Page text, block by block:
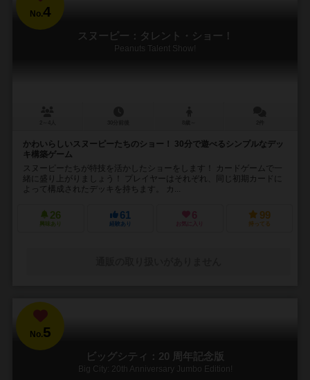
No.4
スヌーピー：タレント・ショー！
Peanuts Talent Show!
かわいらしいスヌーピーたちのショー！ 30分で遊べるシンプルなデッ
キ構築ゲーム
スヌーピーたちが特技を活かしたショーをします！ カードゲームで一
緒に盛り上がりましょう！ プレイヤーはそれぞれ、同じ初期カードに
よって構成されたデッキを持ちます。 カ...
26
興味あり
61
経験あり
6
お気に入り
99
持ってる
No.5
ビッグシティ：20 周年記念版
Big City: 20th Anniversary Jumbo Edition!